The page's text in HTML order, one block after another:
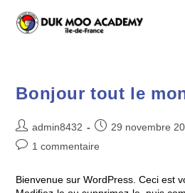
Bonjour tout le
admin8432 29 novembre
1 commentaire
Bienvenue sur WordPress. Ceci est